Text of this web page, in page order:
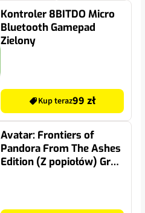
Kontroler 8BITDO Micro
Bluetooth Gamepad
Zielony
Kup teraz99 zł
Avatar: Frontiers of
Pandora From The Ashes
Edition (Z popiołów) Gra